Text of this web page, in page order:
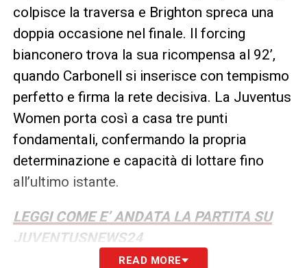
colpisce la traversa e Brighton spreca una
doppia occasione nel finale. Il forcing
bianconero trova la sua ricompensa al 92’,
quando Carbonell si inserisce con tempismo
perfetto e firma la rete decisiva. La Juventus
Women porta così a casa tre punti
fondamentali, confermando la propria
determinazione e capacità di lottare fino
all’ultimo istante.
LEGGI COME E’ ANDATA LA PARTITA SU
JUVENTUSNEWS24
READ MORE